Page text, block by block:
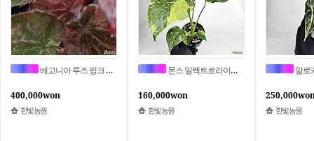
베고니아 루즈 핑크 바리에가타 사진상품발송 C-03
400,000won
한빛농원
몬스 일렉트로라이트 바리에가타 사진상품발송 AN-1413
160,000won
한빛농원
알로카시아 수
한빛농원